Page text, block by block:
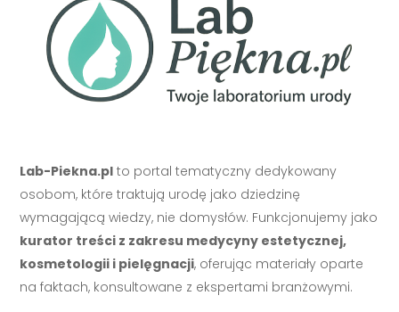
Lab-Piekna.pl to portal tematyczny dedykowany
osobom, które traktują urodę jako dziedzinę
wymagającą wiedzy, nie domysłów. Funkcjonujemy jako
kurator treści z zakresu medycyny estetycznej,
kosmetologii i pielęgnacji, oferując materiały oparte
na faktach, konsultowane z ekspertami branżowymi.